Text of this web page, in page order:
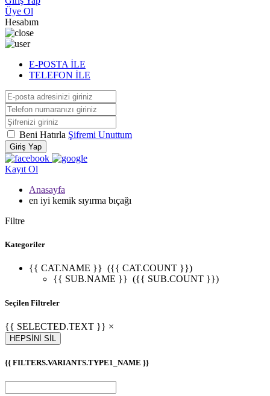
Üye Ol
Hesabım
E-POSTA İLE
TELEFON İLE
Beni Hatırla Şifremi Unuttum
Giriş Yap
Kayıt Ol
Anasayfa
en iyi kemik sıyırma bıçağı
Filtre
Kategoriler
{{ CAT.NAME }} ({{ CAT.COUNT }})
{{ SUB.NAME }} ({{ SUB.COUNT }})
Seçilen Filtreler
{{ SELECTED.TEXT }} ×
HEPSİNİ SİL
{{ FILTERS.VARIANTS.TYPE1_NAME }}